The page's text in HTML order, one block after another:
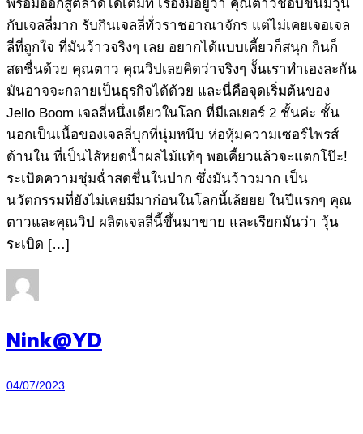
พร้อมออกสู่ตลาดได้เต็มที่ เรื่องมีอยู่ว่า คุณตาวชอบขนมวุ้น
กับเจลลี่มาก รับกินเจลลี่ทั่วราชอาณาจักร แต่ไม่เคยเจอเจล
ลี่ที่ถูกใจ ที่มันว้าวจริงๆ เลย อยากได้แบบเคี้ยวก็สนุก กินก็
สดชื่นด้วย คุณตาว คุณวิปเลยคิดว่าจริงๆ งั้นเราทำเองละกัน
มันอาจจะกลายเป็นธุรกิจได้ด้วย และนี่คือจุดเริ่มต้นของ
Jello Boom เจลลี่หนึ่งเดียวในโลก ที่มีเลเยอร์ 2 ชั้นค่ะ ชั้น
นอกเป็นเนื้อของเจลลี่บุกที่นุ่มหนึบ ห่อหุ้มความเซอร์ไพรส์
ด้านใน ที่เป็นไส้หยดน้ำผลไม้แท้ๆ พอเคี้ยวแล้วจะแตกโป๊ะ!
ระเบิดความชุ่มฉ่ำสดชื่นในปาก ซึ่งมันว้าวมาก เป็น
นวัตกรรมที่ยังไม่เคยมีมาก่อนในโลกนี้เล้ยยย ในปีแรกๆ คุณ
ตาวและคุณวิป ผลิตเจลลี่นี้ขึ้นมาขาย และเรียกมันว่า วุ้น
ระเบิด […]
Nink@YD
04/07/2023